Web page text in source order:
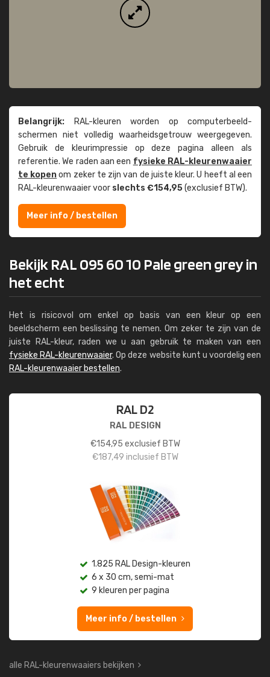
Belangrijk: RAL-kleuren worden op computer­beeld­
schermen niet volledig waarheids­­getrouw weer­gegeven.
Gebruik de kleur­impressie op deze pagina alleen als
referentie. We raden aan een fysieke RAL-kleuren­waaier
te kopenom zeker te zijn van de juiste kleur. U heeft al een
RAL-kleuren­waaier voor slechts €154,95(exclusief BTW).
Meer info / bestellen
Bekijk RAL 095 60 10 Pale green grey in
het echt
Het is risicovol om enkel op basis van een kleur op een
beeldscherm een beslissing te nemen. Om zeker te zijn van de
juiste RAL-kleur, raden we u aan gebruik te maken van een
fysieke RAL-kleurenwaaier. Op deze website kunt u voordelig een
RAL-kleurenwaaier bestellen.
RAL D2
RAL DESIGN
€154,95 exclusief BTW
€187,49 inclusief BTW
1.825 RAL Design-kleuren
6 x 30 cm, semi-mat
9 kleuren per pagina
Meer info / bestellen
alle RAL-kleurenwaaiers bekijken